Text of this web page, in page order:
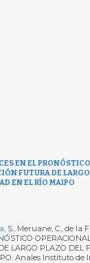
EN EL
FUTURA DE
EN EL RÍO MAIPO
, S., Meruane, C., de la
LARGO PLAZO DEL
Anales Instituto de